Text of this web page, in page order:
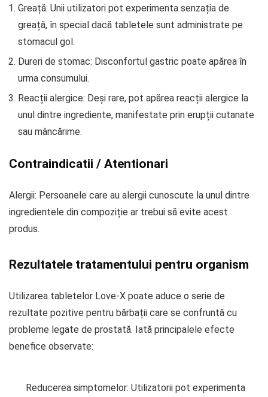
Greață: Unii utilizatori pot experimenta senzația de
greață, în special dacă tabletele sunt administrate pe
stomacul gol.
Dureri de stomac: Disconfortul gastric poate apărea în
urma consumului.
Reacții alergice: Deși rare, pot apărea reacții alergice la
unul dintre ingrediente, manifestate prin erupții cutanate
sau mâncărime.
Contraindicatii / Atentionari
Alergii: Persoanele care au alergii cunoscute la unul dintre
ingredientele din compoziție ar trebui să evite acest
produs.
Rezultatele tratamentului pentru organism
Utilizarea tabletelor Love-X poate aduce o serie de
rezultate pozitive pentru bărbații care se confruntă cu
probleme legate de prostată. Iată principalele efecte
benefice observate:
Reducerea simptomelor: Utilizatorii pot experimenta